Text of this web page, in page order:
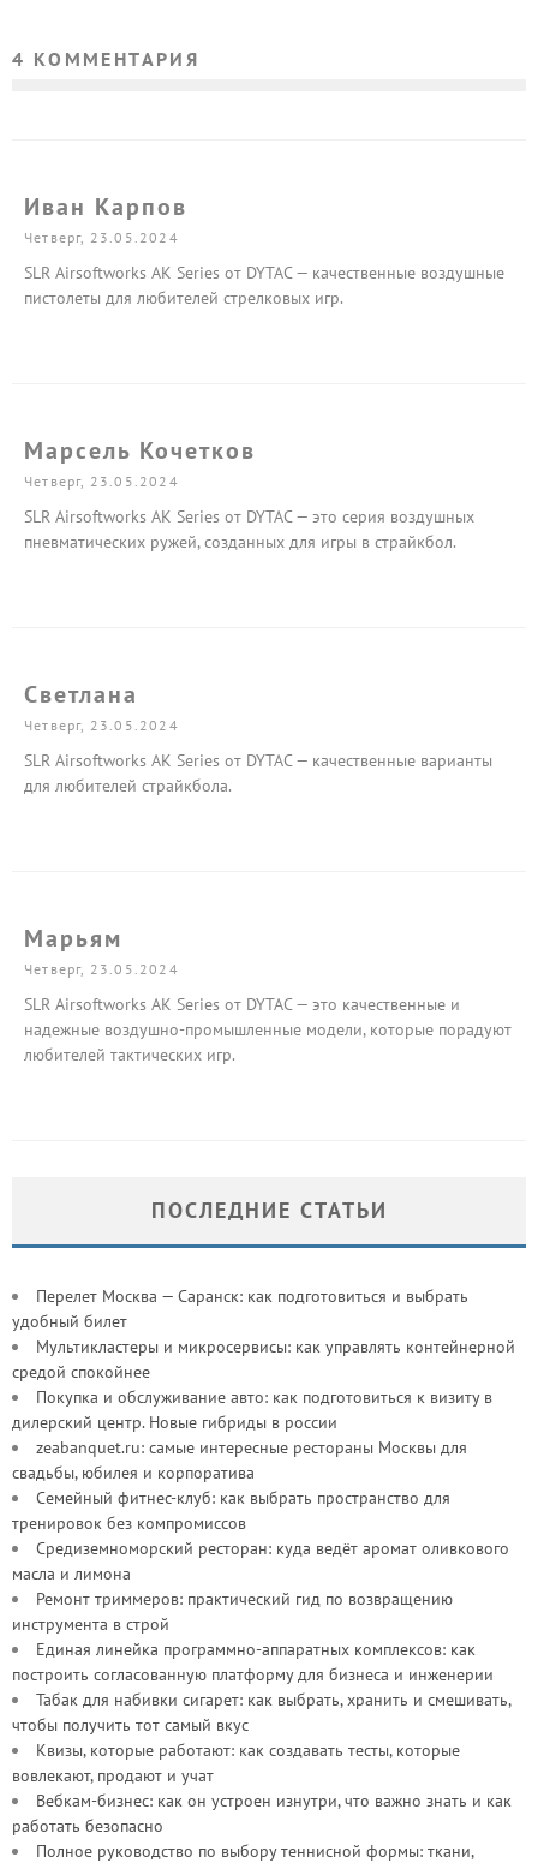
4 КОММЕНТАРИЯ
Иван Карпов
Четверг, 23.05.2024
SLR Airsoftworks AK Series от DYTAC — качественные воздушные
пистолеты для любителей стрелковых игр.
Марсель Кочетков
Четверг, 23.05.2024
SLR Airsoftworks AK Series от DYTAC — это серия воздушных
пневматических ружей, созданных для игры в страйкбол.
Светлана
Четверг, 23.05.2024
SLR Airsoftworks AK Series от DYTAC — качественные варианты
для любителей страйкбола.
Марьям
Четверг, 23.05.2024
SLR Airsoftworks AK Series от DYTAC — это качественные и
надежные воздушно-промышленные модели, которые порадуют
любителей тактических игр.
ПОСЛЕДНИЕ СТАТЬИ
Перелет Москва — Саранск: как подготовиться и выбрать
удобный билет
Мультикластеры и микросервисы: как управлять контейнерной
средой спокойнее
Покупка и обслуживание авто: как подготовиться к визиту в
дилерский центр. Новые гибриды в россии
zeabanquet.ru: самые интересные рестораны Москвы для
свадьбы, юбилея и корпоратива
Семейный фитнес-клуб: как выбрать пространство для
тренировок без компромиссов
Средиземноморский ресторан: куда ведёт аромат оливкового
масла и лимона
Ремонт триммеров: практический гид по возвращению
инструмента в строй
Единая линейка программно-аппаратных комплексов: как
построить согласованную платформу для бизнеса и инженерии
Табак для набивки сигарет: как выбрать, хранить и смешивать,
чтобы получить тот самый вкус
Квизы, которые работают: как создавать тесты, которые
вовлекают, продают и учат
Вебкам-бизнес: как он устроен изнутри, что важно знать и как
работать безопасно
Полное руководство по выбору теннисной формы: ткани,